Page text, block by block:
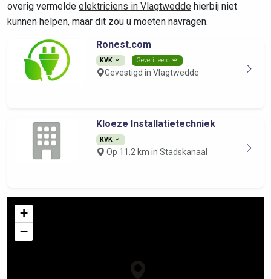
overig vermelde elektriciens in Vlagtwedde hierbij niet
kunnen helpen, maar dit zou u moeten navragen.
Ronest.com
KVK Geverifieerd
Gevestigd in Vlagtwedde
Kloeze Installatietechniek
KVK
Op 11.2 km in Stadskanaal
+
−